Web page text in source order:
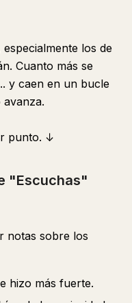
los de
Cuanto más se
y caen en un bucle
punto. ↓
"Escuchas"
notas sobre los
hizo más fuerte.